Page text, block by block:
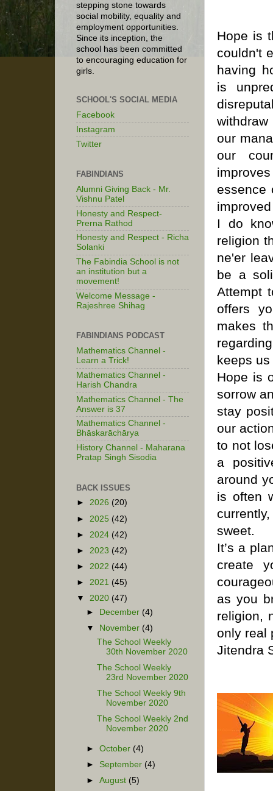
Hope is
couldn't
having
is
our
our
essence
I do
religion
ne'er
be a
Attempt
offers
makes
keeps
Hope is
sorrow
stay
our
to not
a
around
is often
sweet.
It’s a
create
as you
religion,
only real
Jitendra
stepping stone towards
social mobility, equality and
employment opportunities.
Since its inception, the
school has been committed
to encouraging education for
girls.
SCHOOL'S SOCIAL MEDIA
Facebook
Instagram
Twitter
FABINDIANS
Alumni Giving Back - Mr.
Vishnu Patel
Honesty and Respect-
Prerna Rathod
Honesty and Respect - Richa
Solanki
The Fabindia School is not
an institution but a
movement!
Welcome Message -
Rajeshree Shihag
FABINDIANS PODCAST
Mathematics Channel -
Learn a Trick!
Mathematics Channel -
Harish Chandra
Mathematics Channel - The
Answer is 37
Mathematics Channel -
Bhāskarāchārya
History Channel - Maharana
Pratap Singh Sisodia
BACK ISSUES
► 2026 (20)
► 2025 (42)
► 2024 (42)
► 2023 (42)
► 2022 (44)
► 2021 (45)
▼ 2020 (47)
►
December (4)
▼
November (4)
The School Weekly
30th November 2020
The School Weekly
23rd November 2020
The School Weekly 9th
November 2020
The School Weekly 2nd
November 2020
►October (4)
► September (4)
►August (5)